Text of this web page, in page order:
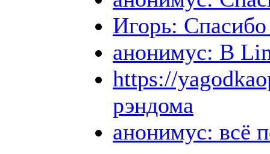
Игорь: Спасибо
анонимус: В
https://
рэндома
анонимус: всё